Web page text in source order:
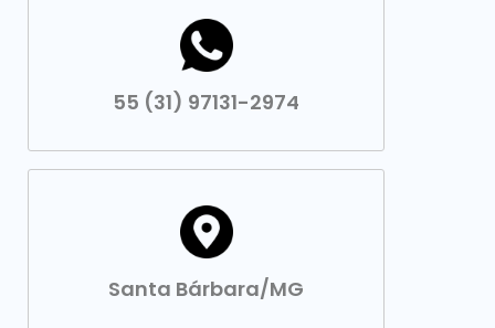
55 (31) 97131-2974
Santa Bárbara/MG